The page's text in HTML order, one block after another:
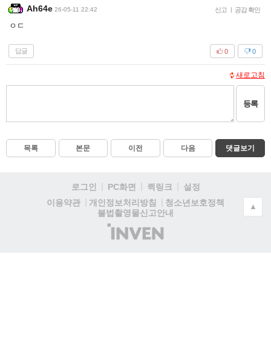
Ah64e 26-05-11 22:42 신고 | 공감 확인
ㅇㄷ
답글 0
0
새로고침
등록
목록 본문 이전 다음 댓글보기
로그인 PC화면 퀵링크
설정
이용약관
개인정보처리방침
청소년보호정책
불법촬영물신고안내
(주)
인
▲